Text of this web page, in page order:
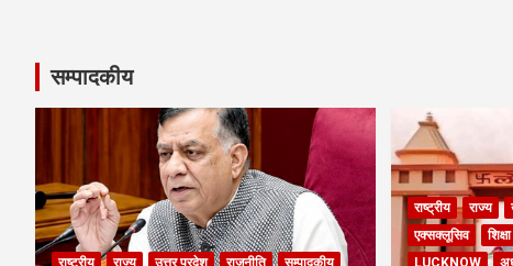
सम्पादकीय
राष्ट्रीय राज्य उत्तर प्रदेश राजनीति
सम्पादकीय
राष्ट्रीय राज्य
एक्सक्लूसिव
शिक्षा
LUCKNOW